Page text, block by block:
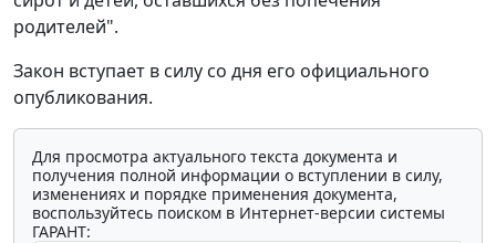
родителей".
Закон вступает в силу со дня его официального
опубликования.
Для просмотра актуального текста документа и
получения полной информации о вступлении в силу,
изменениях и порядке применения документа,
воспользуйтесь поиском в Интернет-версии системы
ГАРАНТ: